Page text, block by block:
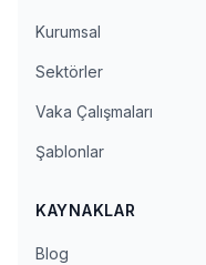
Kurumsal
Sektörler
Vaka Çalışmaları
Şablonlar
KAYNAKLAR
Blog